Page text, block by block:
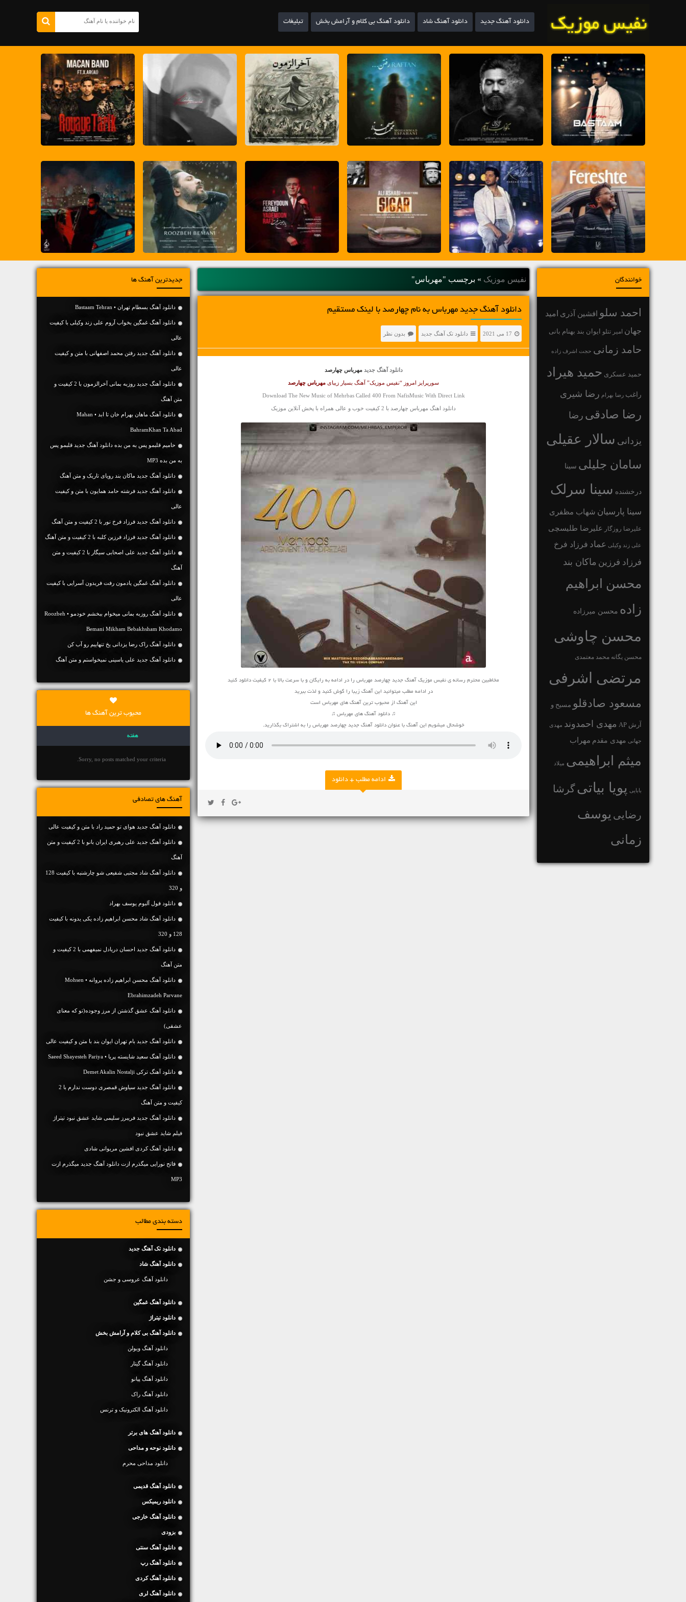
دانلود آهنگ جدید دانلود آهنگ شاد دانلود آهنگ بی کلام و آرامش بخش تبلیغات
خوانندگان
احمد سلو افشین آذری امید
جهان امیر تتلو ایوان بند بهنام بانی
حامد زمانی حجت اشرف زاده
حمید عسکری حمید هیراد
راغب رضا بهرام رضا شیری
رضا صادقی رضا
یزدانی سالار عقیلی
سامان جلیلی سینا
درخشنده سینا سرلک
سینا پارسیان شهاب مظفری
علیرضا روزگار علیرضا طلیسچی
علی زند وکیلی عماد فرزاد فرخ
فرزاد فرزین ماکان بند
محسن ابراهیم
زاده محسن میرزاده
محسن چاوشی
محسن یگانه محمد معتمدی
مرتضی اشرفی
مسعود صادقلو مسیح و
آرش AP مهدی احمدوند مهدی
جهانی مهدی مقدم مهراب
میثم ابراهیمی میلاد
بابایی پویا بیاتیگرشا
رضایی یوسف
زمانی
نفیس موزیک » برچسب "مهرباس"
دانلود آهنگ جديد مهرباس به نام چهارصد با لینک مستقیم
17 می 2021 دانلود تک آهنگ جدید بدون نظر
دانلود آهنگ جدید مهرباس چهارصد
سورپرایز امروز “نفیس موزیک” آهنگ بسیار زیبای مهرباس چهارصد
Download The New Music of Mehrbas Called 400 From NafisMusic With Direct Link
دانلود اهنگ مهرباس چهارصد با 2 کیفیت خوب و عالی همراه با پخش آنلاین موزیک
مخاطبین محترم رسانه ی نفیس موزیک آهنگ جدید چهارصد مهرباس را در ادامه به رایگان و با سرعت بالا با 2 کیفیت دانلود کنید
در ادامه مطلب میتوانید این آهنگ زیبا را گوش کنید و لذت ببرید
این آهنگ از محبوب ترین آهنگ های مهرباس است
♫ دانلود آهنگ های مهرباس ♫
خوشحال میشویم این آهنگ با عنوان دانلود آهنگ جدید چهارصد مهرباس را به اشتراک بگذارید.
ادامه مطلب + دانلود
جدیدترین آهنگ ها
دانلود آهنگ بسطام تهران • Bastaam Tehran
دانلود آهنگ غمگین بخواب آروم علی زند وکیلی با کیفیت
عالی
دانلود آهنگ جديد رفتن محمد اصفهانی با متن و کیفیت
عالی
دانلود آهنگ جديد روزبه بمانی آخرالزمون با 2 کیفیت و
متن آهنگ
دانلود آهنگ ماهان بهرام خان تا ابد • Mahan
BahramKhan Ta Abad
حامیم قلبمو پس به من بده دانلود آهنگ جدید قلبمو پس
به من بده MP3
دانلود آهنگ جديد ماکان بند رویای تاریک و متن آهنگ
دانلود آهنگ جديد فرشته حامد همایون با متن و کیفیت
عالی
دانلود آهنگ جديد فرزاد فرخ نور با 2 کیفیت و متن آهنگ
دانلود آهنگ جديد فرزاد فرزین کلبه با 2 کیفیت و متن آهنگ
دانلود آهنگ جديد علی اصحابی سیگار با 2 کیفیت و متن
آهنگ
دانلود آهنگ غمگین یادمون رفت فریدون آسرایی با کیفیت
عالی
دانلود آهنگ روزبه بمانی میخوام ببخشم خودمو • Roozbeh
Bemani Mikham Bebakhsham Khodamo
دانلود آهنگ راک رضا یزدانی یخ تنهاییم رو آب کن
دانلود آهنگ جديد علی یاسینی نمیخواستم و متن آهنگ
محبوب ترین آهنگ ها
هفته
Sorry, no posts matched your criteria.
آهنگ های تصادفی
دانلود آهنگ جديد هوای تو حمید راد با متن و کیفیت عالی
دانلود آهنگ جديد علی رهبری ایران بانو با 2 کیفیت و متن
آهنگ
دانلود آهنگ شاد مجتبی شفیعی شو چارشنبه با کیفیت 128
و 320
دانلود فول آلبوم یوسف بهراد
دانلود آهنگ شاد محسن ابراهیم زاده یکی یدونه با کیفیت
128 و 320
دانلود آهنگ جديد احسان دریادل نمیفهمی با 2 کیفیت و
متن آهنگ
دانلود آهنگ محسن ابراهیم زاده پروانه • Mohsen
Ebrahimzadeh Parvane
دانلود آهنگ عشق گذشتن از مرز وجوده(تو که معنای
عشقی)
دانلود آهنگ جديد بام تهران ایوان بند با متن و کیفیت عالی
دانلود آهنگ سعید شایسته پریا • Saeed Shayesteh Pariya
دانلود آهنگ ترکی Demet Akalin Nostalji
دانلود آهنگ جديد سیاوش قمصری دوست ندارم با 2
کیفیت و متن آهنگ
دانلود آهنگ جدید فریبرز سلیمی شاید عشق نبود تیتراژ
فیلم شاید عشق نبود
دانلود آهنگ کردی افشین مریوانی شادی
فاتح نورایی میگذرم ازت دانلود آهنگ جدید میگذرم ازت
MP3
دسته بندی مطالب
دانلود تک آهنگ جدید
دانلود آهنگ شاد
دانلود آهنگ عروسی و جشن
دانلود آهنگ غمگین
دانلود تیتراژ
دانلود آهنگ بی کلام و آرامش بخش
دانلود آهنگ ویولن
دانلود آهنگ گیتار
دانلود آهنگ پیانو
دانلود آهنگ راک
دانلود آهنگ الکترونیک و ترنس
دانلود آهنگ های برتر
دانلود نوحه و مداحی
دانلود مداحی محرم
دانلود آهنگ قدیمی
دانلود ریمیکس
دانلود آهنگ خارجی
بزودی
دانلود آهنگ سنتی
دانلود آهنگ رپ
دانلود آهنگ کردی
دانلود آهنگ لری